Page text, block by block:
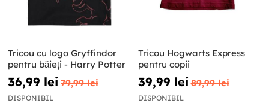
Tricou cu logo Gryffindor
pentru băieţi - Harry Potter
36,99 lei 79,99 lei
DISPONIBIL
Tricou Hogwarts Express
pentru copii
39,99 lei 89,99 lei
DISPONIBIL